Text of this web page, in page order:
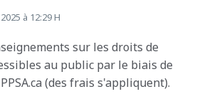
à 12:29 H
sur les droits de
au public par le biais de
(des frais s'appliquent).